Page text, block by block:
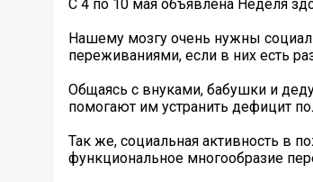
С 4 по 10 мая объявлена Неделя
Нашему мозгу очень нужны
переживаниями, если в них есть
Общаясь с внуками, бабушки и
помогают им устранить дефицит
Так же, социальная активность в
функциональное многообразие